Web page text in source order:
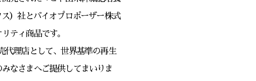
）社とバイオプロポーザー株式
ティ商品です。
理店として、世界基準の再生
なさまへご提供してまいりま